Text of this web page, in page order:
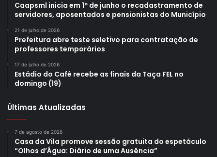
Caapsml inicia em 1º de junho o recadastramento de
servidores, aposentados e pensionistas do Município
21 de julho de 2026
Prefeitura abre teste seletivo para contratação de
professores temporários
17 de julho de 2026
Estádio do Café recebe as finais da Taça FEL no
domingo (19)
Últimas Atualizadas
7 de agosto de 2026
Casa da Vila promove sessão gratuita do espetáculo
“Olhos d’Água: Diário de uma Ausência”